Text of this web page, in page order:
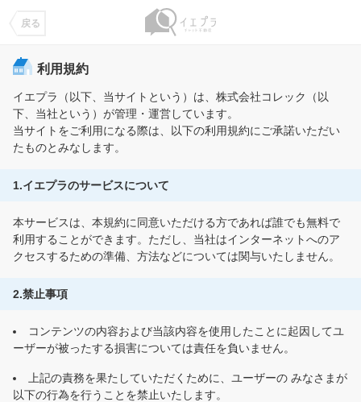
お得なキャンペーン
イエプラの使い方
イエプラの想い
利用規約
戻る
利用規約
イエプラ（以下、当サイトという）は、株式会社コレック（以
下、当社という）が管理・運営しています。
当サイトをご利用になる際は、以下の利用規約にご承諾いただい
たものとみなします。
1.イエプラのサービスについて
本サービスは、本規約に同意いただける方であれば誰でも無料で
利用することができます。ただし、当社はインターネットへのア
クセスするための準備、方法などについては関与いたしません。
2.禁止事項
コンテンツの内容および当該内容を使用したことに起因してユ
ーザーが被ったする損害については責任を負いません。
上記の責務を果たしていただくために、ユーザーの みなさまが
以下の行為を行うことを禁止いたします。